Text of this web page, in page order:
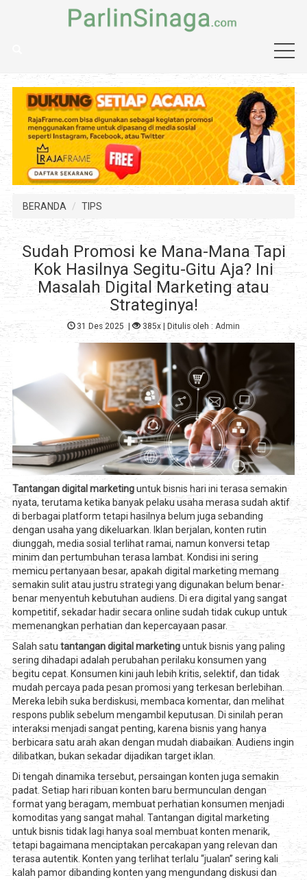
BERANDA TIPS
Sudah Promosi ke Mana-Mana Tapi
Kok Hasilnya Segitu-Gitu Aja? Ini
Masalah Digital Marketing atau
Strateginya!
31 Des 2025 | 385x | Ditulis oleh :Admin
Tantangan digital marketinguntuk bisnis hari ini terasa semakin
nyata, terutama ketika banyak pelaku usaha merasa sudah aktif
di berbagai platform tetapi hasilnya belum juga sebanding
dengan usaha yang dikeluarkan. Iklan berjalan, konten rutin
diunggah, media sosial terlihat ramai, namun konversi tetap
minim dan pertumbuhan terasa lambat. Kondisi ini sering
memicu pertanyaan besar, apakah digital marketing memang
semakin sulit atau justru strategi yang digunakan belum benar-
benar menyentuh kebutuhan audiens. Di era digital yang sangat
kompetitif, sekadar hadir secara online sudah tidak cukup untuk
memenangkan perhatian dan kepercayaan pasar.
Salah satu tantangan digital marketinguntuk bisnis yang paling
sering dihadapi adalah perubahan perilaku konsumen yang
begitu cepat. Konsumen kini jauh lebih kritis, selektif, dan tidak
mudah percaya pada pesan promosi yang terkesan berlebihan.
Mereka lebih suka berdiskusi, membaca komentar, dan melihat
respons publik sebelum mengambil keputusan. Di sinilah peran
interaksi menjadi sangat penting, karena bisnis yang hanya
berbicara satu arah akan dengan mudah diabaikan. Audiens ingin
dilibatkan, bukan sekadar dijadikan target iklan.
Di tengah dinamika tersebut, persaingan konten juga semakin
padat. Setiap hari ribuan konten baru bermunculan dengan
format yang beragam, membuat perhatian konsumen menjadi
komoditas yang sangat mahal. Tantangan digital marketing
untuk bisnis tidak lagi hanya soal membuat konten menarik,
tetapi bagaimana menciptakan percakapan yang relevan dan
terasa autentik. Konten yang terlihat terlalu “jualan” sering kali
kalah pamor dibanding konten yang mengundang diskusi dan